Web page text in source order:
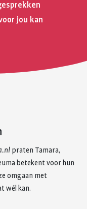
jou kan
praten Tamara,
betekent voor hun
omgaan met
wél kan.